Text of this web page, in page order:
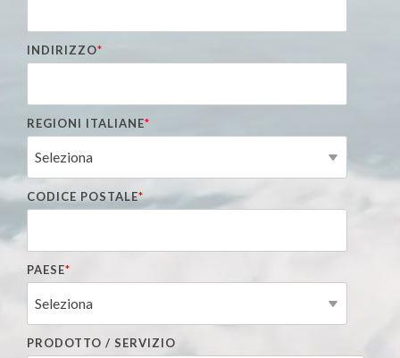
INDIRIZZO*
REGIONI ITALIANE*
CODICE POSTALE*
PAESE*
PRODOTTO / SERVIZIO